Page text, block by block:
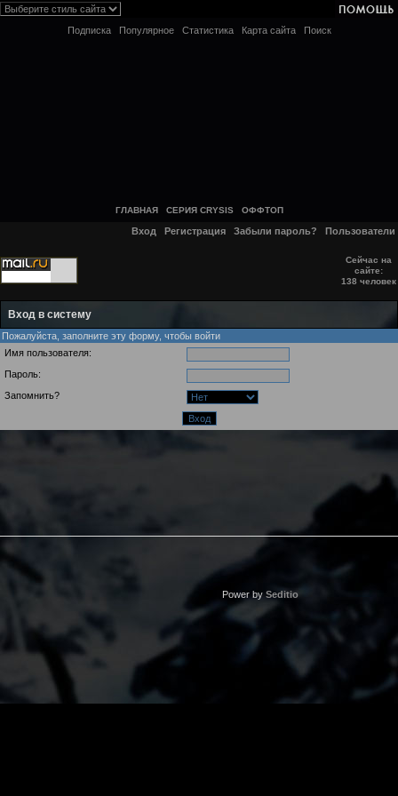
Подписка Популярное Статистика Карта сайта Поиск
ГЛАВНАЯ СЕРИЯ CRYSIS ОФФТОП
Вход Регистрация Забыли пароль? Пользователи
Сейчас на
сайте:
138 человек
Вход в систему
Пожалуйста, заполните эту форму, чтобы войти
Имя пользователя:
Пароль:
Запомнить?
Power by Seditio